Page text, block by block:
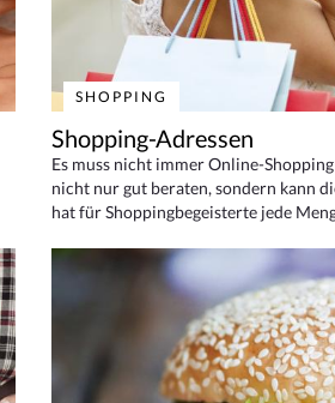
SHOPPING
Shopping-Adressen
Es muss nicht immer Online-
nicht nur gut beraten, sondern kann
hat für Shoppingbegeisterte jede